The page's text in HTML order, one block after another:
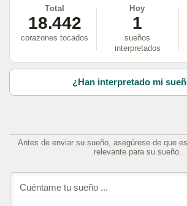
Total
18.442
corazones tocados
Hoy
1
sueños
interpretados
¿Han interpretado mi
Antes de enviar su sueño, asegúrese de que
relevante para su sueño.